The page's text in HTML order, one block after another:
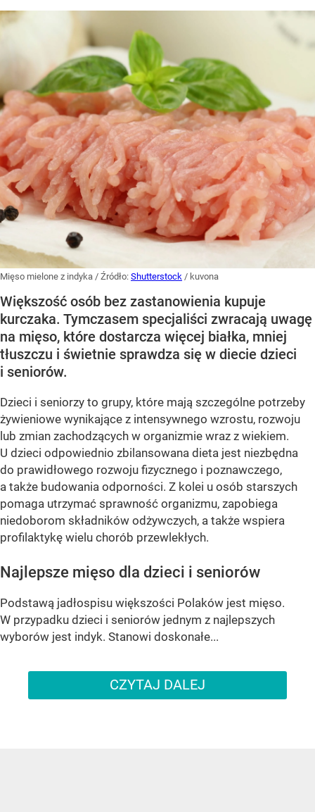
Mięso mielone z indyka / Źródło: Shutterstock / kuvona
Większość osób bez zastanowienia kupuje
kurczaka. Tymczasem specjaliści zwracają uwagę
na mięso, które dostarcza więcej białka, mniej
tłuszczu i świetnie sprawdza się w diecie dzieci
i seniorów.
Dzieci i seniorzy to grupy, które mają szczególne potrzeby
żywieniowe wynikające z intensywnego wzrostu, rozwoju
lub zmian zachodzących w organizmie wraz z wiekiem.
U dzieci odpowiednio zbilansowana dieta jest niezbędna
do prawidłowego rozwoju fizycznego i poznawczego,
a także budowania odporności. Z kolei u osób starszych
pomaga utrzymać sprawność organizmu, zapobiega
niedoborom składników odżywczych, a także wspiera
profilaktykę wielu chorób przewlekłych.
Najlepsze mięso dla dzieci i seniorów
Podstawą jadłospisu większości Polaków jest mięso.
W przypadku dzieci i seniorów jednym z najlepszych
wyborów jest indyk. Stanowi doskonałe...
CZYTAJ DALEJ